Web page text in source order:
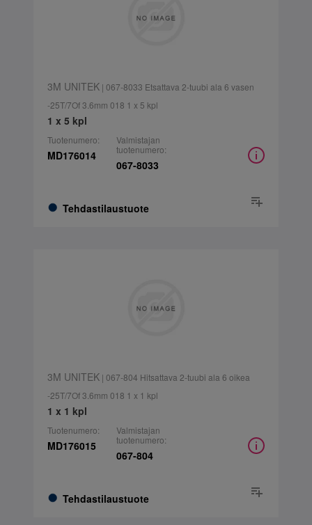
3M UNITEK| 067-8033 Etsattava 2-tuubi ala 6 vasen
-25T/7Of 3.6mm 018 1 x 5 kpl
1 x 5 kpl
Tuotenumero:
MD176014
Tehdastilaustuote
Valmistajan
tuotenumero:
067-8033
3M UNITEK| 067-804 Hitsattava 2-tuubi ala 6 oikea
-25T/7Of 3.6mm 018 1 x 1 kpl
1 x 1 kpl
Tuotenumero:
MD176015
Tehdastilaustuote
Valmistajan
tuotenumero:
067-804